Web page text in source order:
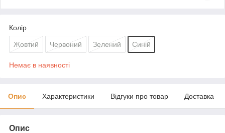
Колір
Жовтий Червоний Зелений Синій
Немає в наявності
Опис Характеристики Відгуки про товар Доставка
Опис